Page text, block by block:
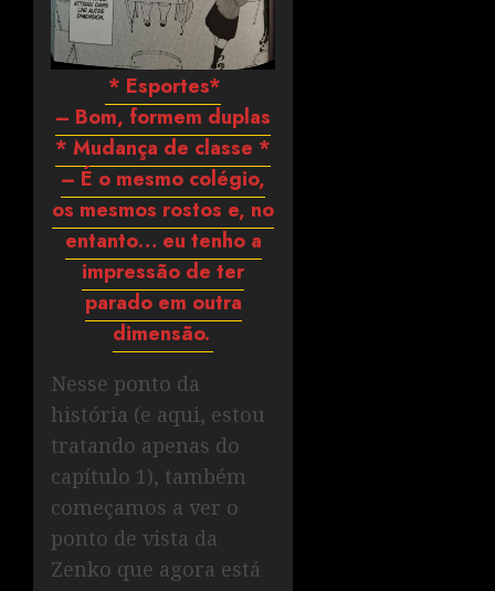
* Esportes*
– Bom, formem duplas
* Mudança de classe *
– É o mesmo colégio,
os mesmos rostos e, no
entanto… eu tenho a
impressão de ter
parado em outra
dimensão.
Nesse ponto da
história (e aqui, estou
tratando apenas do
capítulo 1), também
começamos a ver o
ponto de vista da
Zenko que agora está